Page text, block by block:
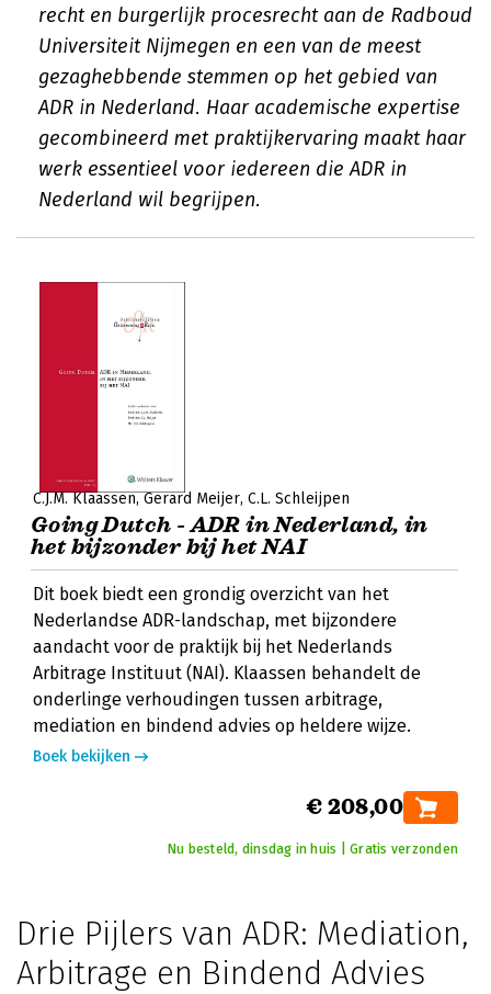
recht en burgerlijk procesrecht aan de Radboud
Universiteit Nijmegen en een van de meest
gezaghebbende stemmen op het gebied van
ADR in Nederland. Haar academische expertise
gecombineerd met praktijkervaring maakt haar
werk essentieel voor iedereen die ADR in
Nederland wil begrijpen.
C.J.M. Klaassen Gerard Meijer C.L. Schleijpen
Going Dutch - ADR in Nederland, in
het bijzonder bij het NAI
Dit boek biedt een grondig overzicht van het
Nederlandse ADR-landschap, met bijzondere
aandacht voor de praktijk bij het Nederlands
Arbitrage Instituut (NAI). Klaassen behandelt de
onderlinge verhoudingen tussen arbitrage,
mediation en bindend advies op heldere wijze.
Boek bekijken
€ 208,00
Nu besteld, dinsdag in huis | Gratis verzonden
Drie Pijlers van ADR: Mediation,
Arbitrage en Bindend Advies